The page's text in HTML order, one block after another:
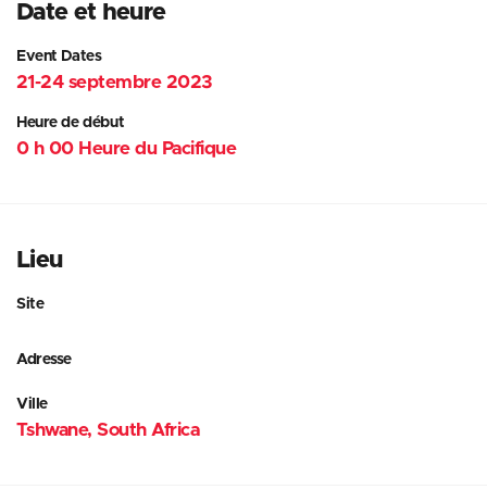
Date et heure
Event Dates
21-24 septembre 2023
Heure de début
0 h 00 Heure du Pacifique
Lieu
Site
Adresse
Ville
Tshwane, South Africa